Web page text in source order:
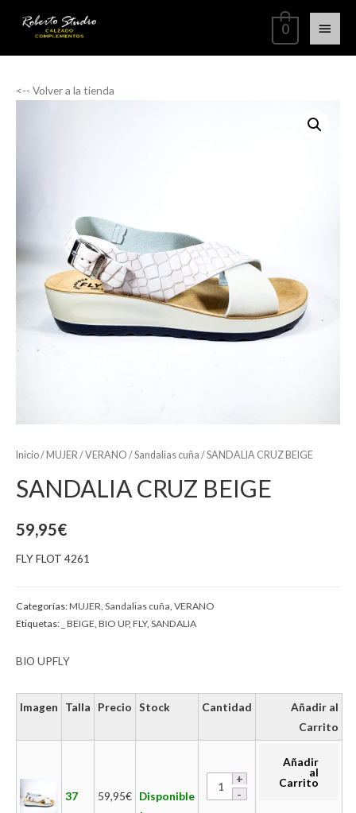
0
<-- Volver a la tienda
Inicio/ MUJER /VERANO /Sandalias cuña / SANDALIA CRUZ BEIGE
SANDALIA CRUZ BEIGE
59,95€
FLY FLOT 4261
Categorías:MUJER Sandalias cuña VERANO
Etiquetas: _ BEIGE BIO UP, FLY, SANDALIA
BIO UPFLY
Imagen Talla Precio Stock Cantidad
Añadir al
Carrito
37 59,95€ Disponible
Añadir
al
Carrito